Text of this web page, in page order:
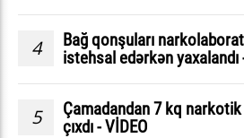
4
Bağ qonşuları
istehsal edərkən yaxalandı
5
Çamadandan 7 kq
çıxdı - VİDEO